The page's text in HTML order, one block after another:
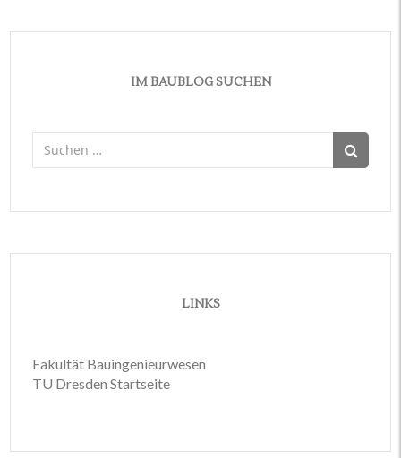
IM BAUBLOG SUCHEN
Suchen
nach:
LINKS
Fakultät Bauingenieurwesen
TU Dresden Startseite